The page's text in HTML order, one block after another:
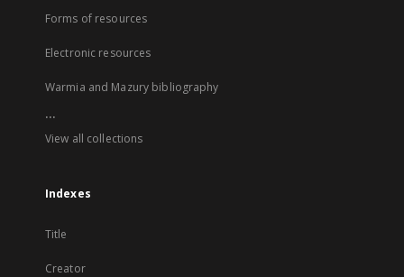
Forms of resources
Electronic resources
Warmia and Mazury bibliography
...
View all collections
Indexes
Title
Creator